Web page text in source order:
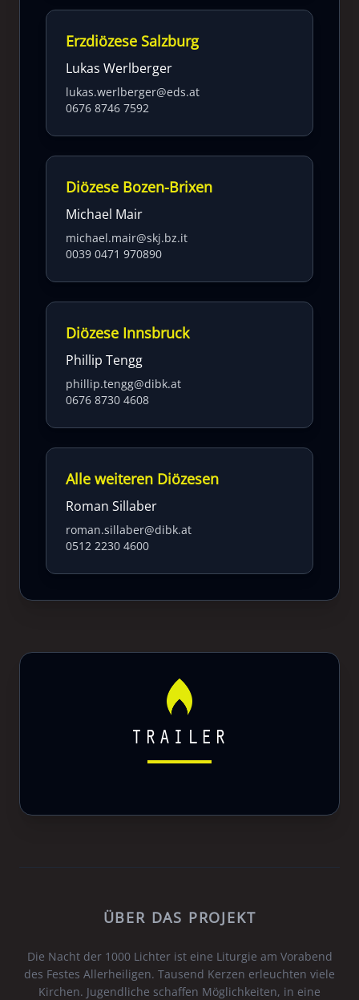
Erzdiözese Salzburg
Lukas Werlberger
lukas.werlberger@eds.at
0676 8746 7592
Diözese Bozen-Brixen
Michael Mair
michael.mair@skj.bz.it
0039 0471 970890
Diözese Innsbruck
Phillip Tengg
phillip.tengg@dibk.at
0676 8730 4608
Alle weiteren Diözesen
Roman Sillaber
roman.sillaber@dibk.at
0512 2230 4600
TRAILER
ÜBER DAS PROJEKT
Die Nacht der 1000 Lichter ist eine Liturgie am Vorabend
des Festes Allerheiligen. Tausend Kerzen erleuchten viele
Kirchen. Jugendliche schaffen Möglichkeiten, in eine